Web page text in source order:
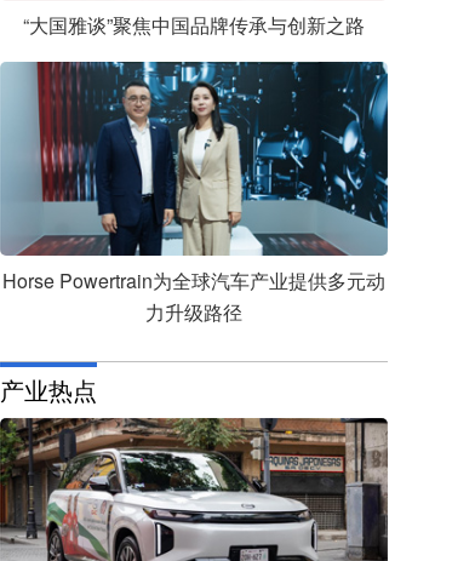
“大国雅谈”聚焦中国品牌传承与创新之路
Horse Powertrain为全球汽车产业提供多元动
力升级路径
产业热点